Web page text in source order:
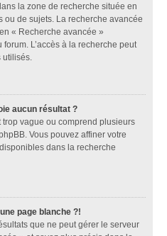
la zone de recherche située en
ou de sujets. La recherche avancée
« Recherche avancée »
L’accès à la recherche peut
utilisés.
aucun résultat ?
vague ou comprend plusieurs
Vous pouvez affiner votre
dans la recherche
page blanche ?!
que ne peut gérer le serveur